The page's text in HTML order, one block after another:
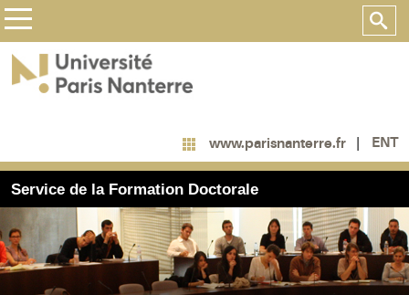
www.parisnanterre.fr ENT
Service de la Formation Doctorale